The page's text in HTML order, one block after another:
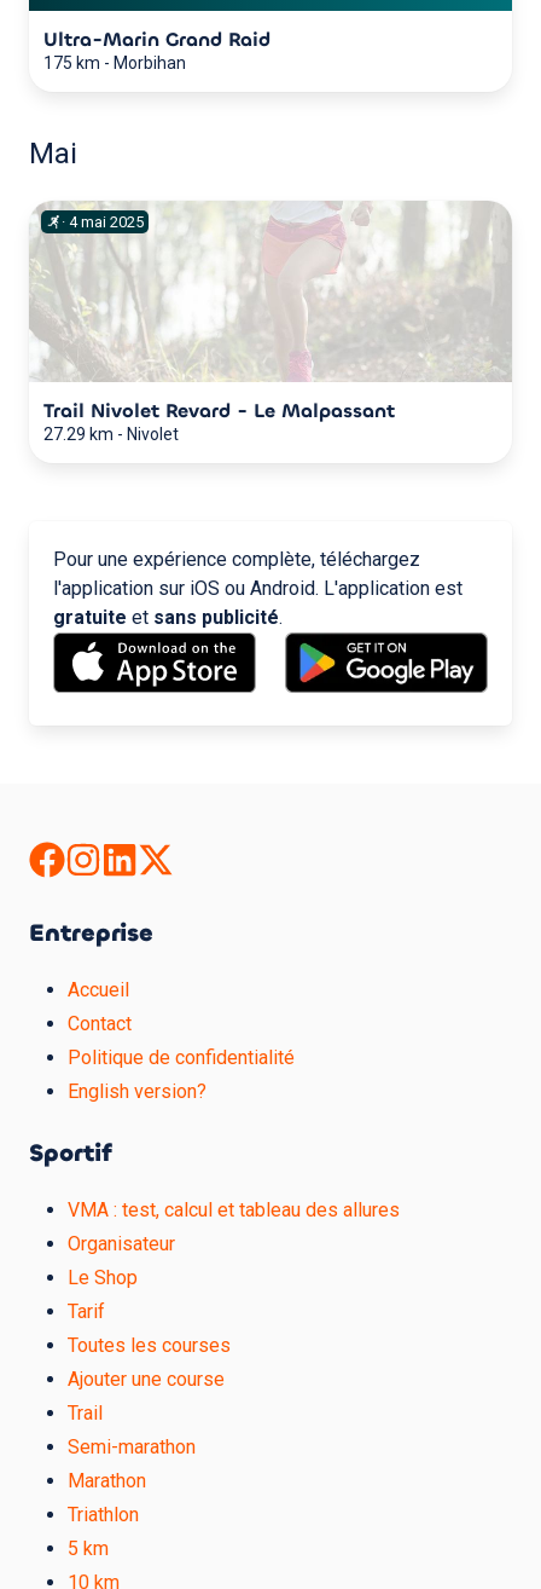
Ultra-Marin Grand Raid
175 km - Morbihan
Mai
· 4 mai 2025
Trail Nivolet Revard - Le Malpassant
27.29 km - Nivolet
Pour une expérience complète, téléchargez
l'application sur iOS ou Android. L'application est
gratuite et sans publicité.
Entreprise
Accueil
Contact
Politique de confidentialité
English version?
Sportif
VMA : test, calcul et tableau des allures
Organisateur
Le Shop
Tarif
Toutes les courses
Ajouter une course
Trail
Semi-marathon
Marathon
Triathlon
5 km
10 km